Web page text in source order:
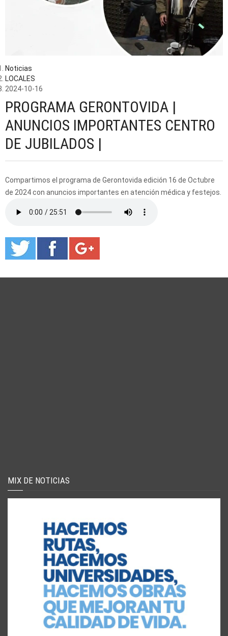
Noticias
LOCALES
2024-10-16
PROGRAMA GERONTOVIDA |
ANUNCIOS IMPORTANTES CENTRO
DE JUBILADOS |
Compartimos el programa de Gerontovida edición 16 de Octubre
de 2024 con anuncios importantes en atención médica y festejos.
MIX DE NOTICIAS